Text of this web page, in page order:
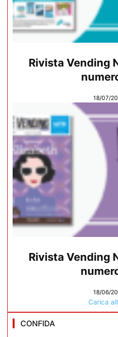
Rivista Vending
18/07/
Rivista Vending
18/06/
Carica
CONFIDA